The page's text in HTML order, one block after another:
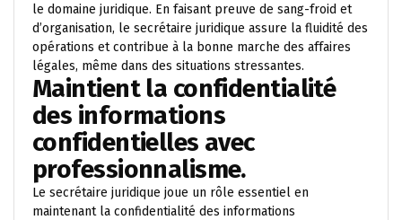
le domaine juridique. En faisant preuve de sang-froid et
d’organisation, le secrétaire juridique assure la fluidité des
opérations et contribue à la bonne marche des affaires
légales, même dans des situations stressantes.
Maintient la confidentialité
des informations
confidentielles avec
professionnalisme.
Le secrétaire juridique joue un rôle essentiel en
maintenant la confidentialité des informations